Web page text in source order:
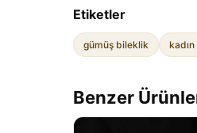
Etiketler
gümüş bileklik
Benzer